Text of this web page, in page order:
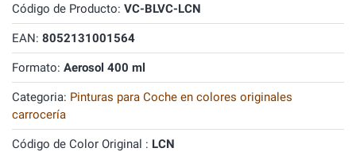
Código de Producto: VC-BLVC-LCN
EAN: 8052131001564
Formato: Aerosol 400 ml
Categoria: Pinturas para Coche en colores originales
carrocería
Código de Color Original : LCN